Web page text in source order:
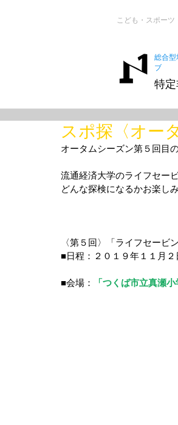
こども・スポー
総合型
ブ
特
スポ探〈オー
オータムシーズン第５回目
流通経済大学のライフセー
どんな探検になるかお楽し
〈第５回〉「ライフセービ
■日程：２０１９年１１月
■会場： 「つくば市立真瀬